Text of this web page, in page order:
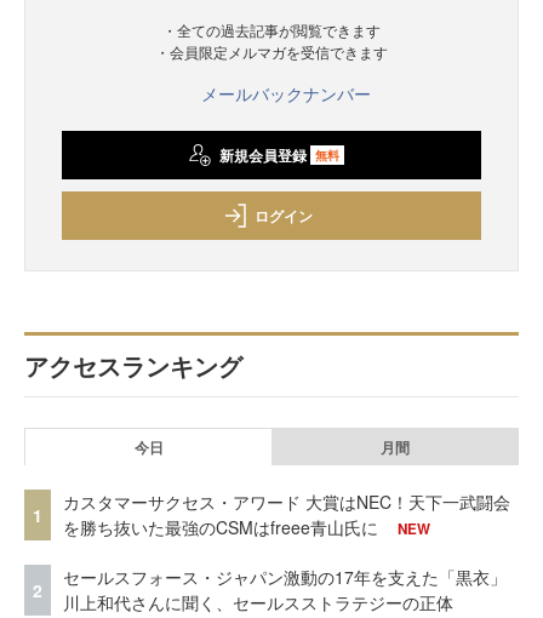
・全ての過去記事が閲覧できます
・会員限定メルマガを受信できます
メールバックナンバー
新規会員登録 無料
ログイン
アクセスランキング
今日 月間
1
カスタマーサクセス・アワード 大賞はNEC！天下一武闘会
を勝ち抜いた最強のCSMはfreee青山氏に
NEW
2
セールスフォース・ジャパン激動の17年を支えた「黒衣」
川上和代さんに聞く、セールスストラテジーの正体